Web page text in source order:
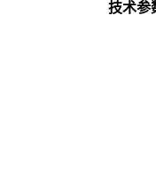
技术参